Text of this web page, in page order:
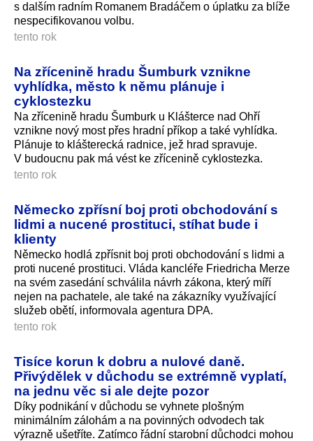
s dalším radním Romanem Bradáčem o úplatku za blíže
nespecifikova­nou volbu.
tento rok
Na zřícenině hradu Šumburk vznikne
vyhlídka, město k němu plánuje i
cyklostezku
Na zřícenině hradu Šumburk u Klášterce nad Ohří
vznikne nový most přes hradní příkop a také vyhlídka.
Plánuje to klášterecká radnice, jež hrad spravuje.
V budoucnu pak má vést ke zřícenině cyklostezka.
tento rok
Německo zpřísní boj proti obchodování s
lidmi a nucené prostituci, stíhat bude i
klienty
Německo hodlá zpřísnit boj proti obchodování s lidmi a
proti nucené prostituci. Vláda kancléře Friedricha Merze
na svém zasedání schválila návrh zákona, který míří
nejen na pachatele, ale také na zákazníky využívající
služeb obětí, informovala agentura DPA.
tento rok
Tisíce korun k dobru a nulové daně.
Přivýdělek v důchodu se extrémně vyplatí,
na jednu věc si ale dejte pozor
Díky podnikání v důchodu se vyhnete plošným
minimálním zálohám a na povinných odvodech tak
výrazně ušetříte. Zatímco řádní starobní důchodci mohou